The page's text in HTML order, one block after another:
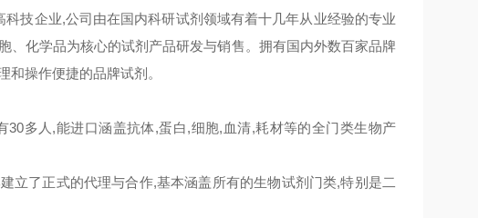
技企业,公司由在国内科研试剂领域有着十几年从业经验的专业
化学品为核心的试剂产品研发与销售。拥有国内外数百家品牌
操作便捷的品牌试剂。
多人,能进口涵盖抗体,蛋白,细胞,血清,耗材等的全门类生物产
立了正式的代理与合作,基本涵盖所有的生物试剂门类,特别是二